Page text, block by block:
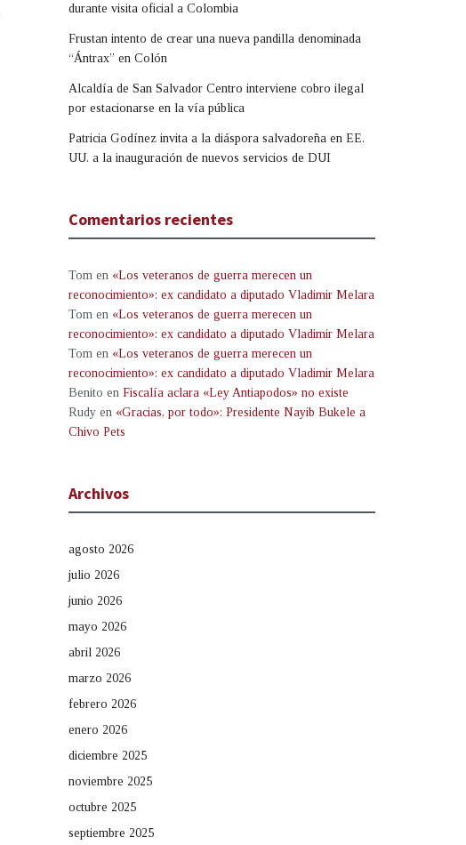
durante visita oficial a Colombia
Frustan intento de crear una nueva pandilla denominada
“Ántrax” en Colón
Alcaldía de San Salvador Centro interviene cobro ilegal
por estacionarse en la vía pública
Patricia Godínez invita a la diáspora salvadoreña en EE.
UU. a la inauguración de nuevos servicios de DUI
Comentarios recientes
Tom en «Los veteranos de guerra merecen un
reconocimiento»: ex candidato a diputado Vladimir Melara
Tom en «Los veteranos de guerra merecen un
reconocimiento»: ex candidato a diputado Vladimir Melara
Tom en «Los veteranos de guerra merecen un
reconocimiento»: ex candidato a diputado Vladimir Melara
Benito en Fiscalía aclara «Ley Antiapodos» no existe
Rudy en «Gracias, por todo»: Presidente Nayib Bukele a
Chivo Pets
Archivos
agosto 2026
julio 2026
junio 2026
mayo 2026
abril 2026
marzo 2026
febrero 2026
enero 2026
diciembre 2025
noviembre 2025
octubre 2025
septiembre 2025